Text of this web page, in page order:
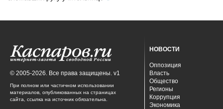
© 2005-2026. Все права защищены. v1
При полном или частичном использовании
материалов, опубликованных на страницах
сайта, ссылка на источник обязательна.
НОВОСТИ
Оппозиция
Власть
Общество
Регионы
Коррупция
Экономика